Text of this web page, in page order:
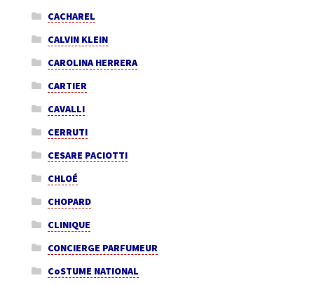
CACHAREL
CALVIN KLEIN
CAROLINA HERRERA
CARTIER
CAVALLI
CERRUTI
CESARE PACIOTTI
CHLOÉ
CHOPARD
CLINIQUE
CONCIERGE PARFUMEUR
CoSTUME NATIONAL